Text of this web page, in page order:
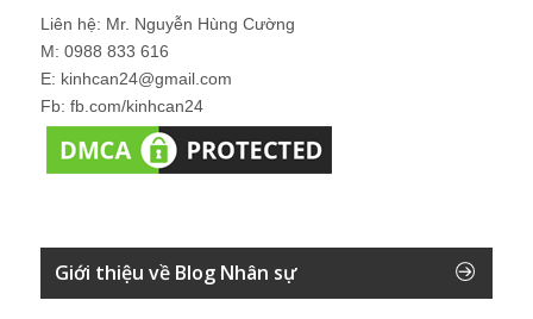
Liên hệ: Mr. Nguyễn Hùng Cường
M: 0988 833 616
E: kinhcan24@gmail.com
Fb: fb.com/kinhcan24
Giới thiệu về Blog Nhân sự